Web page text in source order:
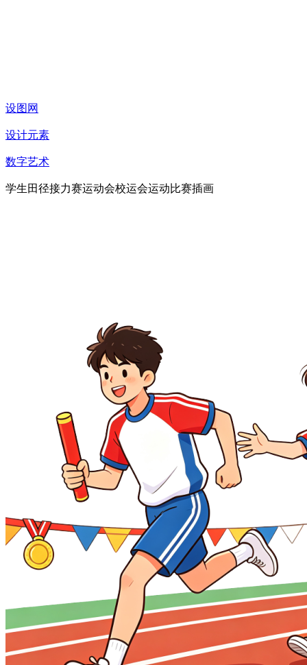
设图网
设计元素
数字艺术
学生田径接力赛运动会校运会运动比赛插画